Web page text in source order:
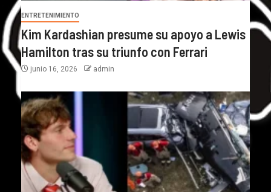
ENTRETENIMIENTO
Kim Kardashian presume su apoyo a Lewis
Hamilton tras su triunfo con Ferrari
junio 16, 2026 admin